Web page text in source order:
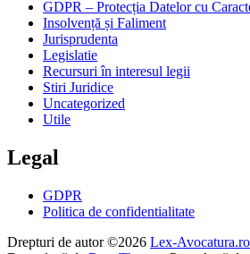
GDPR – Protecția Datelor cu
Insolvență și Faliment
Jurisprudenta
Legislatie
Recursuri în interesul legii
Stiri Juridice
Uncategorized
Utile
Legal
GDPR
Politica de confidentialitate
Drepturi de autor ©2026 Lex-Avocatura.ro